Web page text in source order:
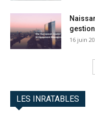
16 juin
LES INRATABLES